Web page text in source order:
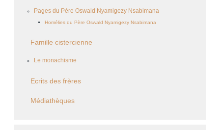
Pages du Père Oswald Nyamigezy Nsabimana
Homélies du Père Oswald Nyamigezy Nsabimana
Famille cistercienne
Le monachisme
Ecrits des frères
Médiathèques